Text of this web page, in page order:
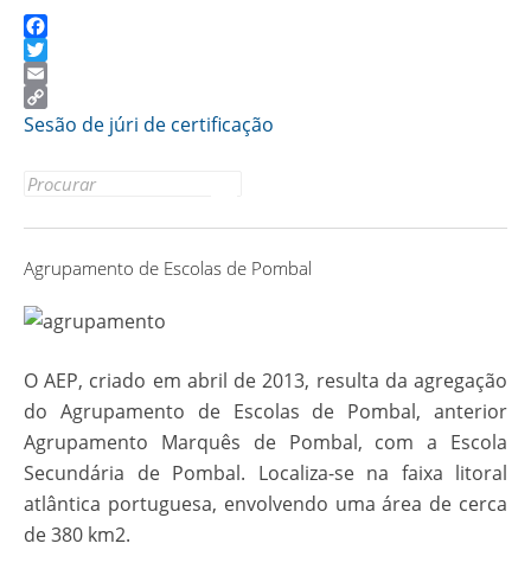
Facebook
Twitter
Email
Copy
Sesão de júri de certificação
Search
Agrupamento de Escolas de Pombal
O AEP, criado em abril de 2013, resulta da agregação
do Agrupamento de Escolas de Pombal, anterior
Agrupamento Marquês de Pombal, com a Escola
Secundária de Pombal. Localiza-se na faixa litoral
atlântica portuguesa, envolvendo uma área de cerca
de 380 km2.